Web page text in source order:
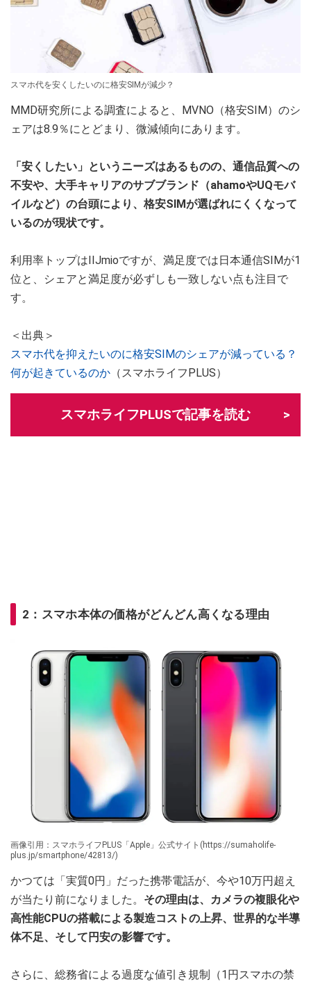
スマホ代を安くしたいのに格安SIMが減少？
MMD研究所による調査によると、MVNO（格安SIM）のシ
ェアは8.9％にとどまり、微減傾向にあります。
「安くしたい」というニーズはあるものの、通信品質への
不安や、大手キャリアのサブブランド（ahamoやUQモバ
イルなど）の台頭により、格安SIMが選ばれにくくなって
いるのが現状です。
利用率トップはIIJmioですが、満足度では日本通信SIMが1
位と、シェアと満足度が必ずしも一致しない点も注目で
す。
＜出典＞
スマホ代を抑えたいのに格安SIMのシェアが減っている？
何が起きているのか （スマホライフPLUS）
スマホライフPLUSで記事を読む
2：スマホ本体の価格がどんどん高くなる理由
画像引用：スマホライフPLUS「Apple」公式サイト(https://sumaholife-
plus.jp/smartphone/42813/)
かつては「実質0円」だった携帯電話が、今や10万円超え
が当たり前になりました。 その理由は、カメラの複眼化や
高性能CPUの搭載による製造コストの上昇、世界的な半導
体不足、そして円安の影響です。
さらに、総務省による過度な値引き規制（1円スマホの禁